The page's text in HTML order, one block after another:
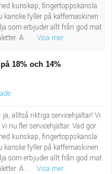
kunskap, fingertoppskänsla
fyller på kaffemaskinen
som erbjuder allt från god mat
Ä...
Visa mer
18% och 14%
alltså riktiga servicehjältar! Vi
nu fler servicehjältar. Vad gör
kunskap, fingertoppskänsla
fyller på kaffemaskinen
som erbjuder allt från god mat
Ä...
Visa mer